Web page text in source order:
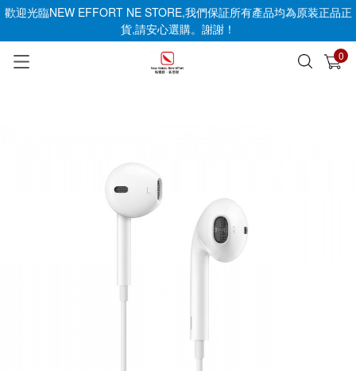
歡迎光臨NEW EFFORT NE STORE,我們保証所有產品均為原装正品正
貨,請安心選購。謝謝！
0
已加入購物車 查看